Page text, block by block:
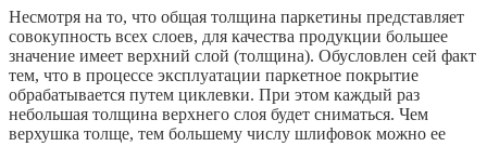
Несмотря на то, что общая толщина паркетины представляет
совокупность всех слоев, для качества продукции большее
значение имеет верхний слой (толщина). Обусловлен сей факт
тем, что в процессе эксплуатации паркетное покрытие
обрабатывается путем циклевки. При этом каждый раз
небольшая толщина верхнего слоя будет сниматься. Чем
верхушка толще, тем большему числу шлифовок можно ее